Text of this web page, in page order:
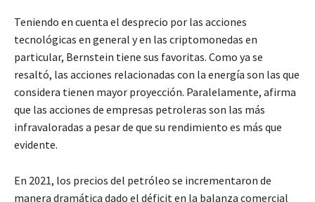
Teniendo en cuenta el desprecio por las acciones
tecnológicas en general y en las criptomonedas en
particular, Bernstein tiene sus favoritas. Como ya se
resaltó, las acciones relacionadas con la energía son las que
considera tienen mayor proyección. Paralelamente, afirma
que las acciones de empresas petroleras son las más
infravaloradas a pesar de que su rendimiento es más que
evidente.
En 2021, los precios del petróleo se incrementaron de
manera dramática dado el déficit en la balanza comercial